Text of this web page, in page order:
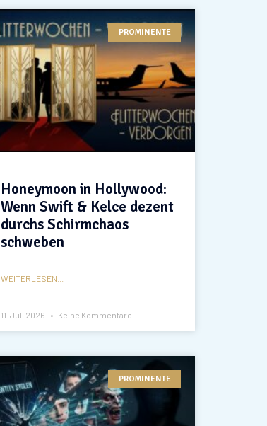
PROMINENTE
Honeymoon in Hollywood:
Wenn Swift & Kelce dezent
durchs Schirmchaos
schweben
WEITERLESEN...
11. Juli 2026 Keine Kommentare
PROMINENTE